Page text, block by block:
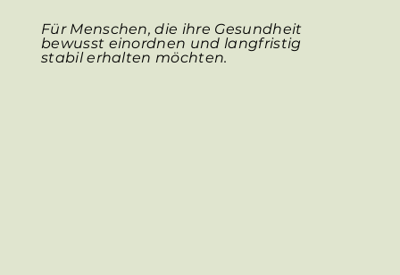
Für Menschen, die ihre Gesundheit
bewusst einordnen und langfristig
stabil erhalten möchten.